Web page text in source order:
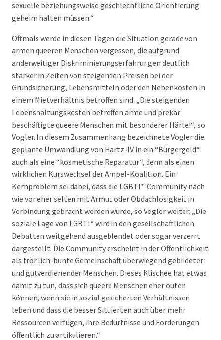
sexuelle beziehungsweise geschlechtliche Orientierung
geheim halten müssen.“
Oftmals werde in diesen Tagen die Situation gerade von
armen queeren Menschen vergessen, die aufgrund
anderweitiger Diskriminierungserfahrungen deutlich
stärker in Zeiten von steigenden Preisen bei der
Grundsicherung, Lebensmitteln oder den Nebenkosten in
einem Mietverhältnis betroffen sind. „Die steigenden
Lebenshaltungskosten betreffen arme und prekär
beschäftigte queere Menschen mit besonderer Härte!“, so
Vogler. In diesem Zusammenhang bezeichnete Vogler die
geplante Umwandlung von Hartz-IV in ein “Bürgergeld“
auch als eine “kosmetische Reparatur“, denn als einen
wirklichen Kurswechsel der Ampel-Koalition. Ein
Kernproblem sei dabei, dass die LGBTI*-Community nach
wie vor eher selten mit Armut oder Obdachlosigkeit in
Verbindung gebracht werden würde, so Vogler weiter: „Die
soziale Lage von LGBTI* wird in den gesellschaftlichen
Debatten weitgehend ausgeblendet oder sogar verzerrt
dargestellt. Die Community erscheint in der Öffentlichkeit
als fröhlich-bunte Gemeinschaft überwiegend gebildeter
und gutverdienender Menschen. Dieses Klischee hat etwas
damit zu tun, dass sich queere Menschen eher outen
können, wenn sie in sozial gesicherten Verhältnissen
leben und dass die besser Situierten auch über mehr
Ressourcen verfügen, ihre Bedürfnisse und Forderungen
öffentlich zu artikulieren.“